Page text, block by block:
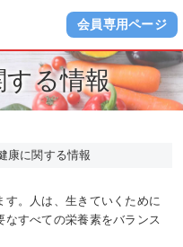
会員専用ページ
する情報
康に関する情報
。人は、生きていくために
すべての栄養素をバランス